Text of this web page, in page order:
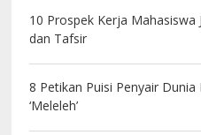
10 Prospek Kerja Mahasiswa
dan Tafsir
8 Petikan Puisi Penyair
‘Meleleh’